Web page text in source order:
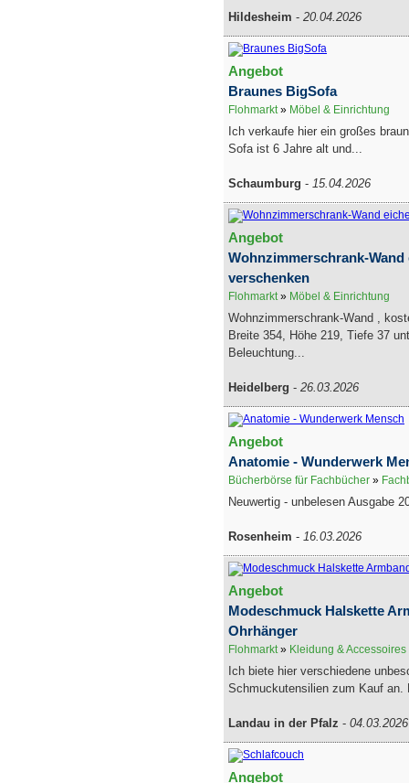
Hildesheim - 20.04.2026
Angebot
Braunes BigSofa
Flohmarkt» Möbel & Einrichtung
Ich verkaufe hier ein großes
Sofa ist 6 Jahre alt und...
Schaumburg - 15.04.2026
Angebot
Wohnzimmerschrank-Wand
verschenken
Flohmarkt» Möbel & Einrichtung
Wohnzimmerschrank-Wand ,
Breite 354, Höhe 219, Tiefe 37
Beleuchtung...
Heidelberg - 26.03.2026
Angebot
Anatomie - Wunderwerk
Bücherbörse für Fachbücher »
Neuwertig - unbelesen Ausgabe
Rosenheim - 16.03.2026
Angebot
Modeschmuck Halskette
Ohrhänger
Flohmarkt» Kleidung & Accessoires
Ich biete hier verschiedene
Schmuckutensilien zum Kauf
Landau in der Pfalz - 04.03.2026
Angebot